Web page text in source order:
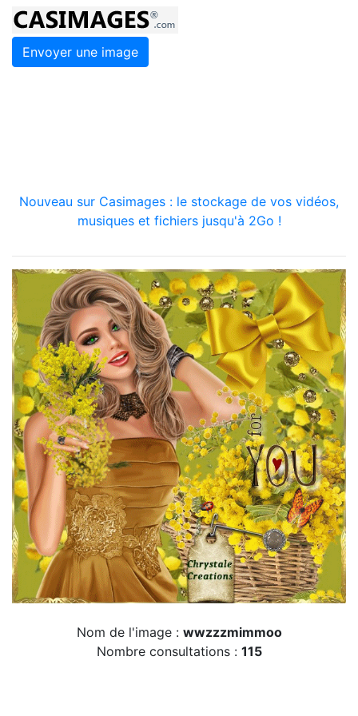
Envoyer une image
Nouveau sur Casimages : le stockage de vos vidéos,
musiques et fichiers jusqu'à 2Go !
Nom de l'image : wwzzzmimmoo
Nombre consultations : 115